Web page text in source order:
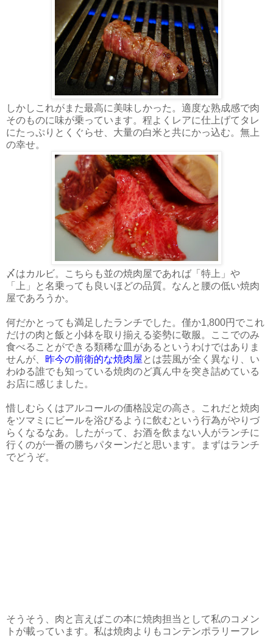
しかしこれがまた最高に美味しかった。適度な熟成感で肉
そのものに味が乗っています。程よくレアに仕上げてタレ
にたっぷりとくぐらせ、大量の白米と共にかっ込む。無上
の幸せ。
〆はカルビ。こちらも並の焼肉屋であれば「特上」や
「上」と名乗っても良いほどの品質。なんと腰の低い焼肉
屋であろうか。
何だかとっても満足したランチでした。僅か1,800円でこれ
だけの肉と飯と小鉢を取り揃える姿勢に敬服。ここでのみ
食べることができる類稀な皿があるというわけではありま
せんが、 昨今の前衛的な焼肉屋 とは芸風が全く異なり、い
わゆる誰でも知っている焼肉のど真ん中を突き詰めている
お店に感じました。
惜しむらくはアルコールの価格設定の高さ。これだと焼肉
をツマミにビールを浴びるように飲むという行為がやりづ
らくなるなあ。したがって、お酒を飲まない人がランチに
行くのが一番の勝ちパターンだと思います。まずはランチ
でどうぞ。
そうそう、肉と言えばこの本に焼肉担当として私のコメン
トが載っています。私は焼肉よりもコンテンポラリーフレ